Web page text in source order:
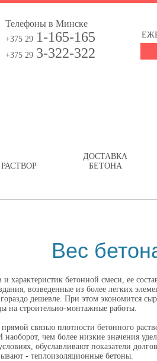
Телефоны в Минске
+375 29 1-165-165
+375 29 3-322-322
РАСТВОР
ДОСТАВКА
БЕТОНА
Вес
характеристик бетонной смеси, ее
возведенные из более легких
дешевле. При этом экономится
на строительно-монтажные работы.
связью плотности бетонного
чем более низкие значения
обуславливают показатели
- теплоизоляционные бетоны.